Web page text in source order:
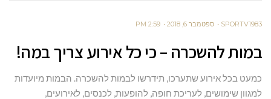
SPORTV1983 ספטמבר 6, 2018 2:59 PM
במות להשכרה – כי כל אירוע צריך במה!
כמעט בכל אירוע שתערכו, תידרשו לבמות להשכרה. הבמות מיועדות
למגוון שימושים, לעריכת חופה, להופעות, לכנסים, לאירועים,